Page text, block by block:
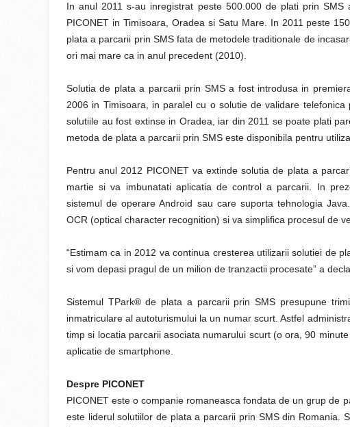
In anul 2011 s-au inregistrat peste 500.000 de plati prin
PICONET in Timisoara, Oradea si Satu Mare. In 2011 peste
plata a parcarii prin SMS fata de metodele traditionale de
ori mai mare ca in anul precedent (2010).
Solutia de plata a parcarii prin SMS a fost introdusa in
2006 in Timisoara, in paralel cu o solutie de validare
solutiile au fost extinse in Oradea, iar din 2011 se poate plati
metoda de plata a parcarii prin SMS este disponibila pentru
Pentru anul 2012 PICONET va extinde solutia de plata a
martie si va imbunatati aplicatia de control a parcarii. In
sistemul de operare Android sau care suporta tehnologia
OCR (optical character recognition) si va simplifica procesul de
“Estimam ca in 2012 va continua cresterea utilizarii solutiei de
si vom depasi pragul de un milion de tranzactii procesate” a
Sistemul TPark® de plata a parcarii prin SMS presupune
inmatriculare al autoturismului la un numar scurt. Astfel
timp si locatia parcarii asociata numarului scurt (o ora, 90
aplicatie de smartphone.
Despre PICONET
PICONET este o companie romaneasca fondata de un grup de
este liderul solutiilor de plata a parcarii prin SMS din Romania.